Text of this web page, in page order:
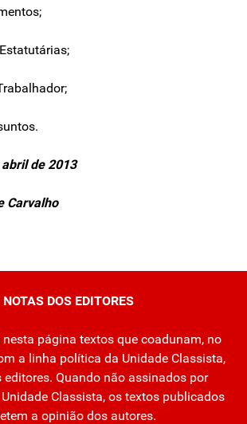
de 2013
Carvalho
NOTAS DOS EDITORES
página textos que coadunam, no
a linha política da Unidade Classista,
editores. Quando não assinados por
Classista, os textos publicados
a opinião dos autores.